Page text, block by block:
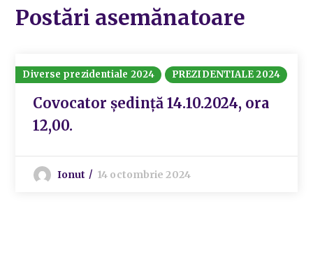
Postări asemănatoare
Diverse prezidentiale 2024 PREZIDENTIALE 2024
Covocator ședință 14.10.2024, ora
12,00.
Ionut 14 octombrie 2024